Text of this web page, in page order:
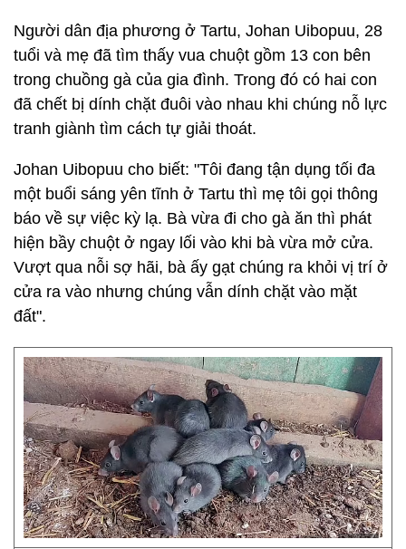
Người dân địa phương ở Tartu, Johan Uibopuu, 28
tuổi và mẹ đã tìm thấy vua chuột gồm 13 con bên
trong chuồng gà của gia đình. Trong đó có hai con
đã chết bị dính chặt đuôi vào nhau khi chúng nỗ lực
tranh giành tìm cách tự giải thoát.
Johan Uibopuu cho biết: "Tôi đang tận dụng tối đa
một buổi sáng yên tĩnh ở Tartu thì mẹ tôi gọi thông
báo về sự việc kỳ lạ. Bà vừa đi cho gà ăn thì phát
hiện bầy chuột ở ngay lối vào khi bà vừa mở cửa.
Vượt qua nỗi sợ hãi, bà ấy gạt chúng ra khỏi vị trí ở
cửa ra vào nhưng chúng vẫn dính chặt vào mặt
đất".